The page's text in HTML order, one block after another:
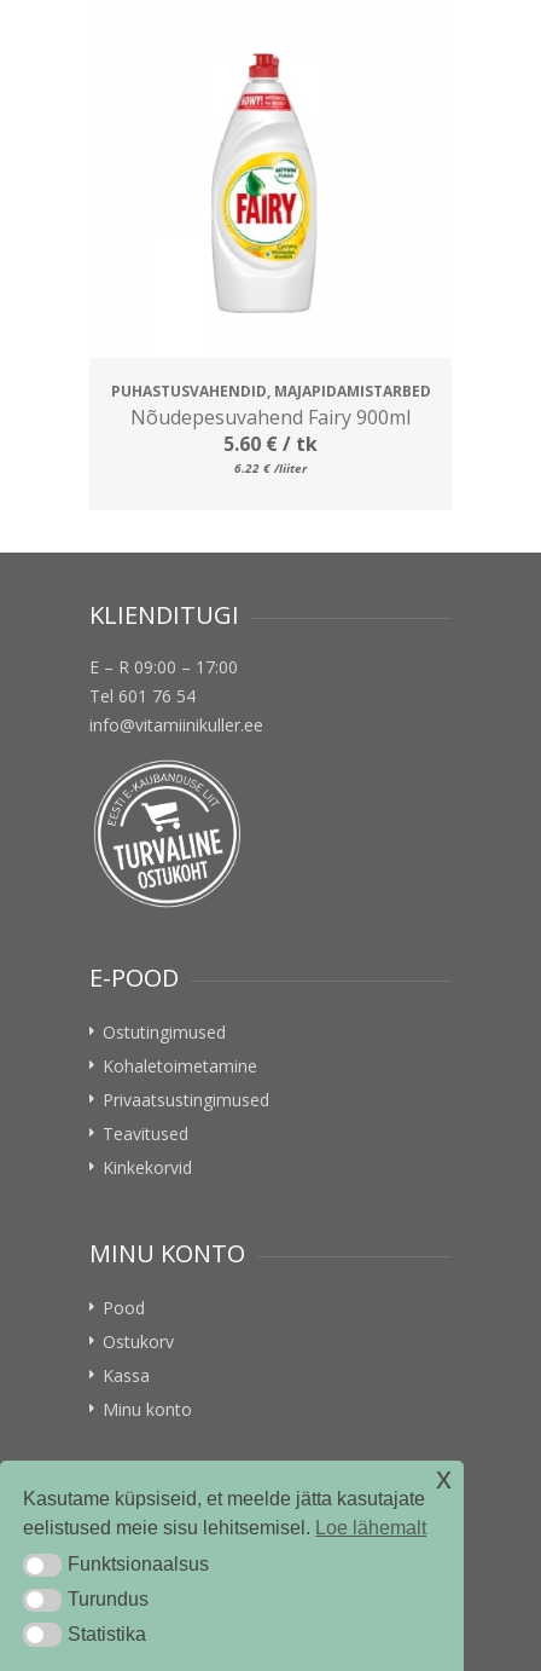
Kasutame küpsiseid, et meelde jätta kasutajate
eelistused meie sisu lehitsemisel. Loe lähemalt
Funktsionaalsus
Funktsionaalsus
TurundusTurundus
StatistikaStatistika
x
PUHASTUSVAHENDID, MAJAPIDAMISTARBED
Nõudepesuvahend Fairy 900ml
5.60 €/ tk
6.22 € /liiter
KLIENDITUGI
E – R 09:00 – 17:00
Tel 601 76 54
info@vitamiinikuller.ee
E-POOD
Ostutingimused
Kohaletoimetamine
Privaatsustingimused
Teavitused
Kinkekorvid
MINU KONTO
Pood
Ostukorv
Kassa
Minu konto
VITAMIINIKULLER.EE